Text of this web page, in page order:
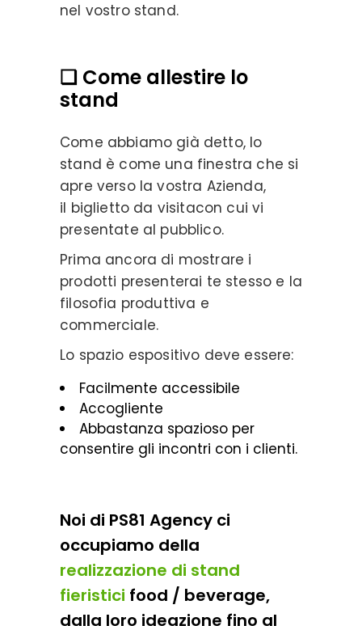
nel vostro stand.
❏ Come allestire lo
stand
Come abbiamo già detto, lo
stand è come una finestra che si
apre verso la vostra Azienda,
il biglietto da visitacon cui vi
presentate al pubblico.
Prima ancora di mostrare i
prodotti presenterai te stesso e la
filosofia produttiva e
commerciale.
Lo spazio espositivo deve essere:
Facilmente accessibile
Accogliente
Abbastanza spazioso per
consentire gli incontri con i clienti.
Noi di PS81 Agency ci
occupiamo della
realizzazione di stand
fieristici food / beverage,
dalla loro ideazione fino al